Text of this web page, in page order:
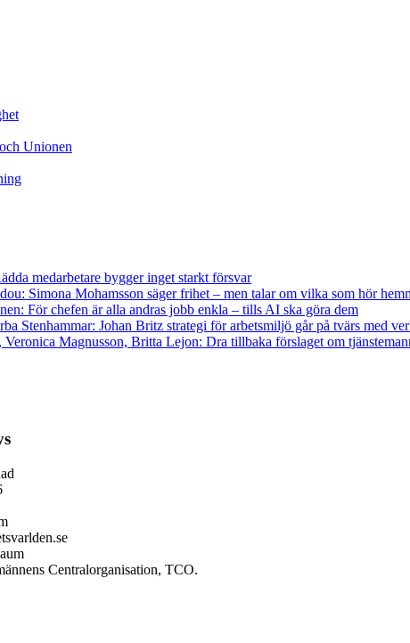
Unionen
medarbetare bygger inget starkt försvar
Simona Mohamsson säger frihet – men talar om vilka som hör
För chefen är alla andras jobb enkla – tills AI ska göra dem
Stenhammar: Johan Britz strategi för arbetsmiljö går på tvärs med
Veronica Magnusson, Britta Lejon: Dra tillbaka förslaget om
Centralorganisation, TCO.